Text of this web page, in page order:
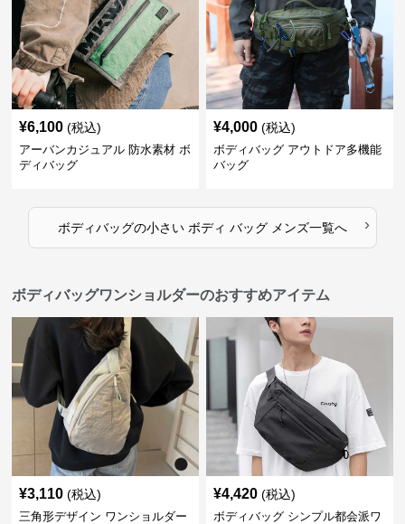
¥6,100 (税込)
アーバンカジュアル 防水素材 ボ
ディバッグ
¥4,000 (税込)
ボディバッグ アウトドア多機能
バッグ
ボディバッグの小さい ボディ バッグ メンズ一覧へ ›
ボディバッグワンショルダーのおすすめアイテム
¥3,110 (税込)
三角形デザイン ワンショルダー
¥4,420 (税込)
ボディバッグ シンプル都会派ワ